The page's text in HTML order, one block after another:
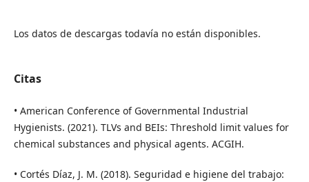
Los datos de descargas todavía no están disponibles.
Citas
• American Conference of Governmental Industrial
Hygienists. (2021). TLVs and BEIs: Threshold limit values for
chemical substances and physical agents. ACGIH.
• Cortés Díaz, J. M. (2018). Seguridad e higiene del trabajo: